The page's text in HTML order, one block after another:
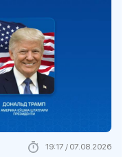
19:17 / 07.08.2026